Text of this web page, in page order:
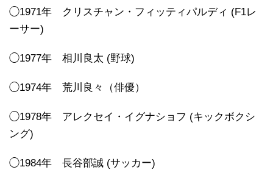
◯1971年 クリスチャン・フィッティパルディ (F1レ
ーサー)
◯1977年 相川良太 (野球)
◯1974年 荒川良々（俳優）
◯1978年 アレクセイ・イグナショフ (キックボクシ
ング)
◯1984年 長谷部誠 (サッカー)